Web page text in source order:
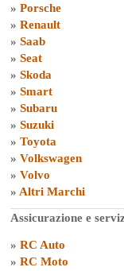
» Porsche
» Renault
» Saab
» Seat
» Skoda
» Smart
» Subaru
» Suzuki
» Toyota
» Volkswagen
» Volvo
» Altri Marchi
Assicurazione e
» RC Auto
» RC Moto